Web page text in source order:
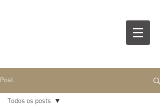
Post
Todos os posts